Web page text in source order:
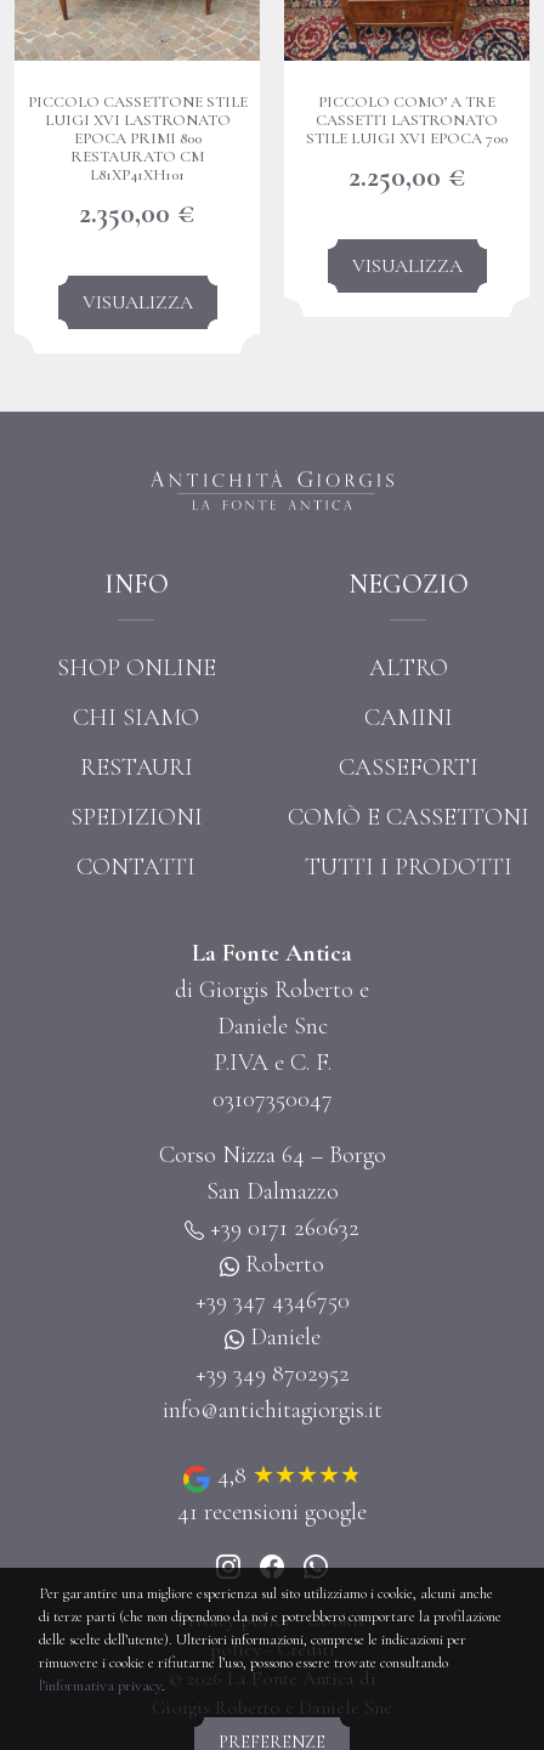
PICCOLO CASSETTONE STILE
LUIGI XVI LASTRONATO
EPOCA PRIMI 800
RESTAURATO CM
L81XP41XH101
2.350,00 €
VISUALIZZA
PICCOLO COMO’ A TRE
CASSETTI LASTRONATO
STILE LUIGI XVI EPOCA 700
2.250,00 €
VISUALIZZA
INFO
SHOP ONLINE
CHI SIAMO
RESTAURI
SPEDIZIONI
CONTATTI
La Fonte Antica
di Giorgis Roberto e
Daniele Snc
P.IVA e C. F.
03107350047
Corso Nizza 64 – Borgo
San Dalmazzo
+39 0171 260632
Roberto
+39 347 4346750
Daniele
+39 349 8702952
info@antichitagiorgis.it
4,8
41 recensioni google
Privacy policy-Cookie
policy-Crediti
© 2026 La Fonte Antica di
Giorgis Roberto e Daniele Snc
NEGOZIO
ALTRO
CAMINI
CASSEFORTI
COMÒ E CASSETTONI
TUTTI I PRODOTTI
Per garantire una migliore esperienza sul sito utilizziamo i cookie, alcuni anche
di terze parti (che non dipendono da noi e potrebbero comportare la profilazione
delle scelte dell’utente). Ulteriori informazioni, comprese le indicazioni per
rimuovere i cookie e rifiutarne l’uso, possono essere trovate consultando
l’informativa privacy.
PREFERENZE